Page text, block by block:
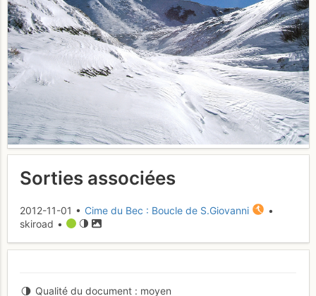
Sorties associées
2012-11-01 • Cime du Bec : Boucle de S.Giovanni
•
skiroad •
Qualité du document moyen